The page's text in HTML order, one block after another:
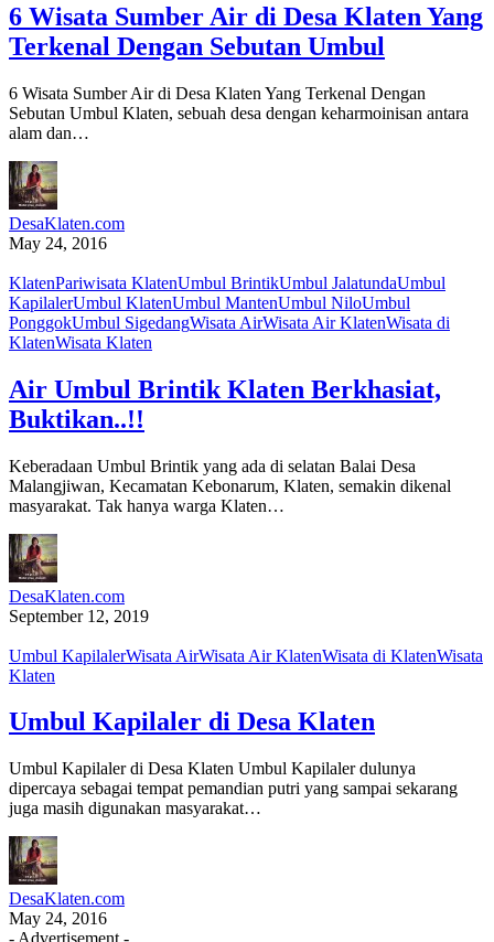
6 Wisata Sumber Air di Desa Klaten Yang
Terkenal Dengan Sebutan Umbul
6 Wisata Sumber Air di Desa Klaten Yang Terkenal Dengan
Sebutan Umbul Klaten, sebuah desa dengan keharmoinisan antara
alam dan…
DesaKlaten.com
May 24, 2016
KlatenPariwisata KlatenUmbul BrintikUmbul JalatundaUmbul
KapilalerUmbul KlatenUmbul MantenUmbul NiloUmbul
PonggokUmbul SigedangWisata AirWisata Air KlatenWisata di
KlatenWisata Klaten
Air Umbul Brintik Klaten Berkhasiat,
Buktikan..!!
Keberadaan Umbul Brintik yang ada di selatan Balai Desa
Malangjiwan, Kecamatan Kebonarum, Klaten, semakin dikenal
masyarakat. Tak hanya warga Klaten…
DesaKlaten.com
September 12, 2019
Umbul KapilalerWisata AirWisata Air KlatenWisata di KlatenWisata
Klaten
Umbul Kapilaler di Desa Klaten
Umbul Kapilaler di Desa Klaten Umbul Kapilaler dulunya
dipercaya sebagai tempat pemandian putri yang sampai sekarang
juga masih digunakan masyarakat…
DesaKlaten.com
May 24, 2016